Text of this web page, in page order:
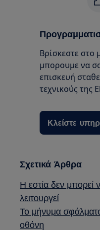
Βρίσκεστε στο
μπορουμε να
επισκευή
τεχνικούς της
Κλείστε
Σχετικά Άρθρα
Η εστία δεν μπορεί
λειτουργεί
Το μήνυμα
οθόνη